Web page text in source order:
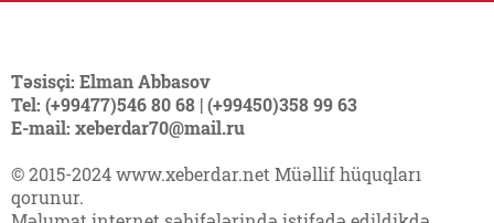
Təsisçi: Elman Abbasov
Tel: (+99477)546 80 68 | (+99450)358 99 63
E-mail: xeberdar70@mail.ru
© 2015-2024 www.xeberdar.net Müəllif hüquqları
qorunur.